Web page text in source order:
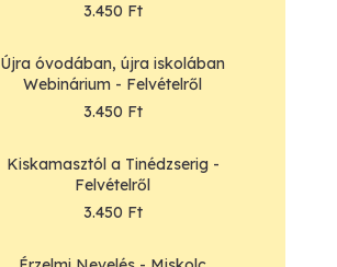
3.450 Ft
Újra óvodában, újra iskolában
Webinárium - Felvételről
3.450 Ft
Kiskamasztól a Tinédzserig -
Felvételről
3.450 Ft